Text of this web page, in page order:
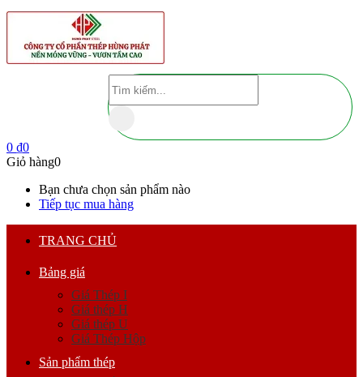
0 ₫0
Giỏ hàng0
Bạn chưa chọn sản phẩm nào
Tiếp tục mua hàng
TRANG CHỦ
Bảng giá
Giá Thép I
Giá thép H
Giá thép U
Giá Thép Hộp
Sản phẩm thép